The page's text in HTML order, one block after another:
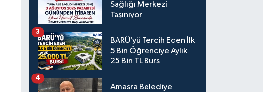
Sağlığı Merkezi
Taşınıyor
BARÜ’yü Tercih Eden İlk
5 Bin Öğrenciye Aylık
25 Bin TL Burs
3
Amasra Belediye
4